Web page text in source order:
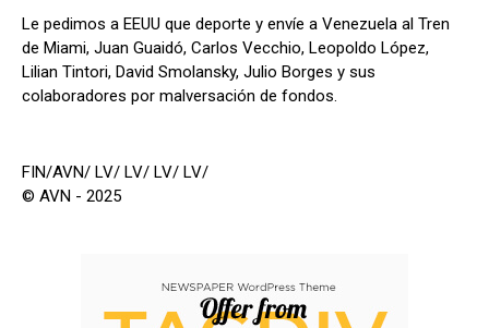
Le pedimos a EEUU que deporte y envíe a Venezuela al Tren
de Miami, Juan Guaidó, Carlos Vecchio, Leopoldo López,
Lilian Tintori, David Smolansky, Julio Borges y sus
colaboradores por malversación de fondos.
FIN/AVN/ LV/ LV/ LV/ LV/
© AVN - 2025